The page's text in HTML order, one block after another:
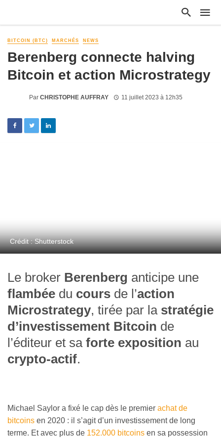
BITCOIN (BTC) MARCHÉS NEWS
Berenberg connecte halving
Bitcoin et action Microstrategy
Par CHRISTOPHE AUFFRAY 11 juillet 2023 à 12h35
Crédit : Shutterstock
Le broker Berenberg anticipe une
flambée du cours de l’action
Microstrategy, tirée par la stratégie
d’investissement Bitcoin de
l’éditeur et sa forte exposition au
crypto-actif.
Michael Saylor a fixé le cap dès le premier achat de
bitcoins en 2020 : il s’agit d’un investissement de long
terme. Et avec plus de 152.000 bitcoins en sa possession